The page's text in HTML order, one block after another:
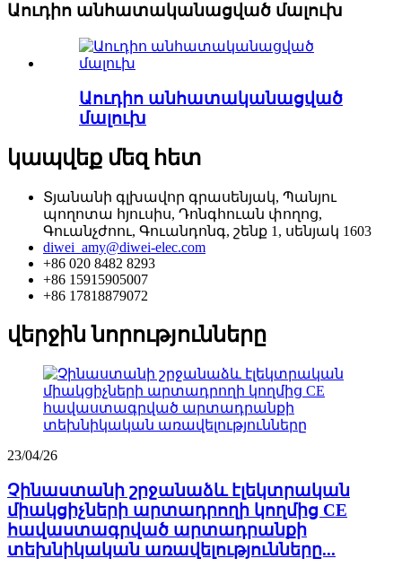
Աուդիո անհատականացված մալուխ
Աուդիո անհատականացված
մալուխ
կապվեք մեզ հետ
Տյանանի գլխավոր գրասենյակ, Պանյու
պողոտա հյուսիս, Դոնգհուան փողոց,
Գուանչժոու, Գուանդոնգ, շենք 1, սենյակ 1603
diwei_amy@diwei-elec.com
+86 020 8482 8293
+86 15915905007
+86 17818879072
վերջին նորությունները
23/04/26
Չինաստանի շրջանաձև էլեկտրական
միակցիչների արտադրողի կողմից CE
հավաստագրված արտադրանքի
տեխնիկական առավելությունները...